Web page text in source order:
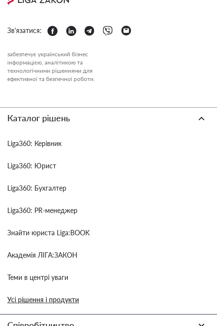
Зв'язатися:
забезпечує український бізнес
інформацією, аналітикою та
технологічними рішеннями для
ефективної та безпечної роботи.
Каталог рішень
Liga360: Керівник
Liga360: Юрист
Liga360: Бухгалтер
Liga360: PR-менеджер
Знайти юриста Liga:BOOK
Академія ЛІГА:ЗАКОН
Теми в центрі уваги
Усі рішення і продукти